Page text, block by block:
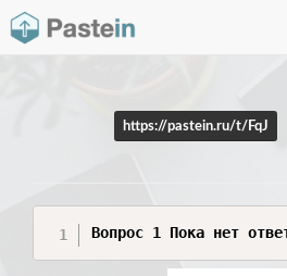
https://pastein.ru/t/FqJ
Вопрос 1